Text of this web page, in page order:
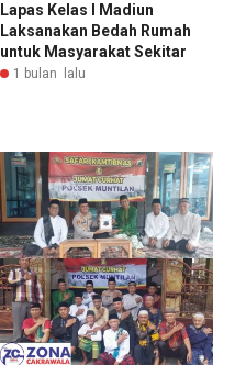
Lapas Kelas I Madiun
Laksanakan Bedah Rumah
untuk Masyarakat Sekitar
1 bulan lalu